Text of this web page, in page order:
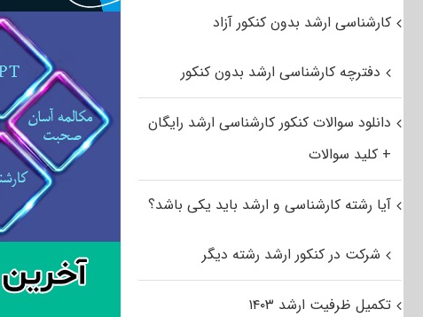
کارشناسی ارشد بدون کنکور آزاد
دفترچه کارشناسی ارشد بدون کنکور
دانلود سوالات کنکور کارشناسی ارشد رایگان
+ کلید سوالات
آیا رشته کارشناسی و ارشد باید یکی باشد؟
شرکت در کنکور ارشد رشته دیگر
تکمیل ظرفیت ارشد ۱۴۰۳